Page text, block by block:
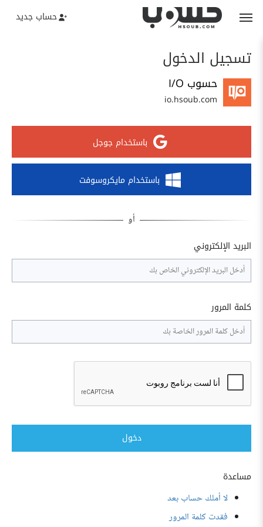
حساب جديد
تسجيل الدخول
حسوب I/O
io.hsoub.com
باستخدام جوجل
باستخدام مايكروسوفت
البريد الإلكتروني
كلمة المرور
دخول
مساعدة
لا أملك حساب بعد
فقدت كلمة المرور